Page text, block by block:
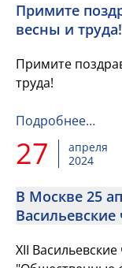
Примите
весны и труда!
Примите
труда!
Подробнее…
27
апреля
2024
В Москве 25
Васильевские
XII